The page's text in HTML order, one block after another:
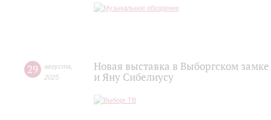
29 августа
2025
Новая выставка в Выборгском
и Яну Сибелиусу